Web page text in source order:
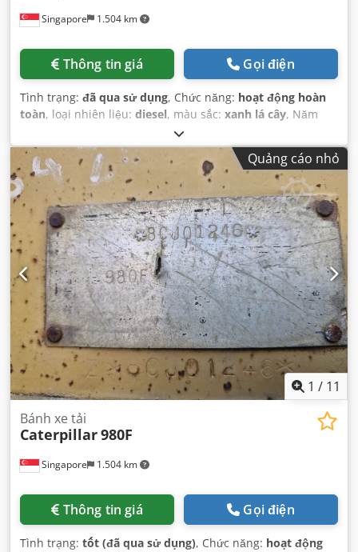
Singapore 1.504 km
Thông tin giá Gọi điện
Tình trạng: đã qua sử dụng, Chức năng: hoạt động hoàn
toàn, loại nhiên liệu: diesel, màu sắc: xanh lá cây, Năm
, số máy/phương tiện:
Quảng cáo nhỏ
1 / 11
Singapore 1.504 km
Bánh xe tải
Caterpillar980F
Thông tin giá Gọi điện
Tình trạng: tốt (đã qua sử dụng), Chức năng: hoạt động